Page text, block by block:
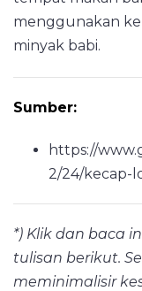
menggunakan
minyak babi.
Sumber:
https://
2/24/kecap-
*) Klik dan baca
tulisan berikut.
meminimalisir